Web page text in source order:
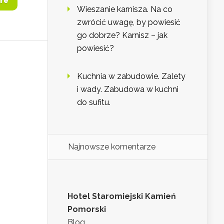
Wieszanie karnisza. Na co
zwrócić uwagę, by powiesić
go dobrze? Karnisz – jak
powiesić?
Kuchnia w zabudowie. Zalety
i wady. Zabudowa w kuchni
do sufitu.
Najnowsze komentarze
Hotel Staromiejski Kamień
Pomorski